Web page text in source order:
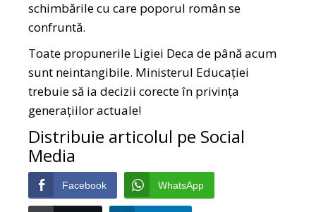
schimbările cu care poporul român se
confruntă.
Toate propunerile Ligiei Deca de până acum
sunt neintangibile. Ministerul Educației
trebuie să ia decizii corecte în privința
generațiilor actuale!
Distribuie articolul pe Social
Media
Facebook WhatsApp